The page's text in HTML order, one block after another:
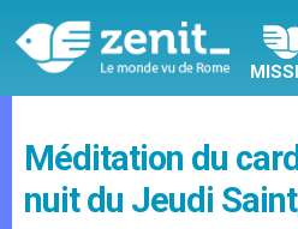
Méditation du
nuit du Jeudi